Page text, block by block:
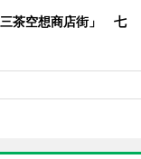
三茶空想商店街」 七